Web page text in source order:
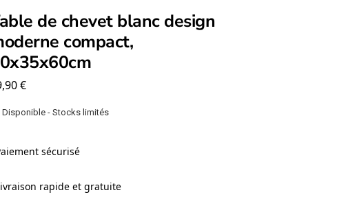
de chevet blanc design
compact,
€
Disponible - Stocks limités
sécurisé
rapide et gratuite